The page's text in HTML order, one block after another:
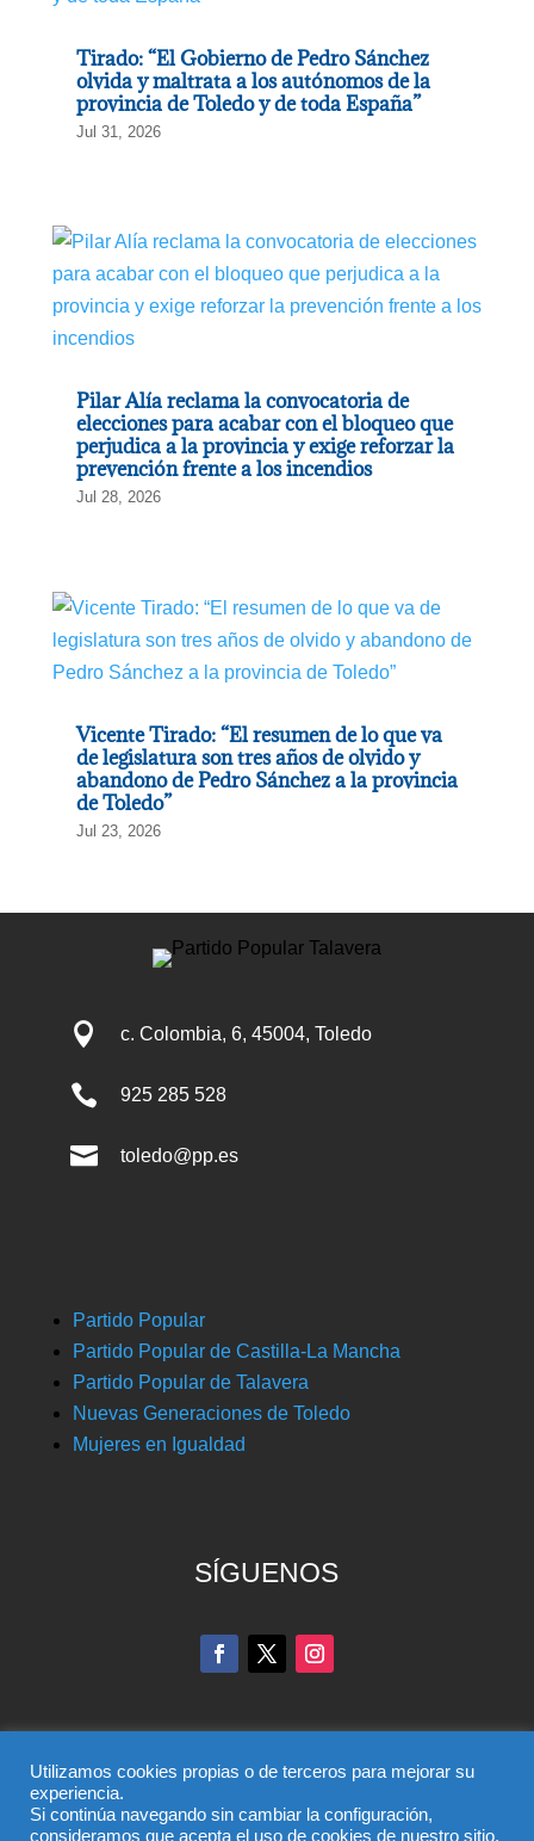
Tirado: “El Gobierno de Pedro Sánchez
olvida y maltrata a los autónomos de la
provincia de Toledo y de toda España”
Jul 31, 2026
Pilar Alía reclama la convocatoria de
elecciones para acabar con el bloqueo que
perjudica a la provincia y exige reforzar la
prevención frente a los incendios
Jul 28, 2026
Vicente Tirado: “El resumen de lo que va
de legislatura son tres años de olvido y
abandono de Pedro Sánchez a la provincia
de Toledo”
Jul 23, 2026
 c. Colombia, 6, 45004, Toledo
 925 285 528
 toledo@pp.es
Partido Popular
Partido Popular de Castilla-La Mancha
Partido Popular de Talavera
Nuevas Generaciones de Toledo
Mujeres en Igualdad
SÍGUENOS
© Partido Popular de Toledo – C/ Colombia, 6, 45004,
Utilizamos cookies propias o de terceros para mejorar su
experiencia.
Si continúa navegando sin cambiar la configuración,
consideramos que acepta el uso de cookies de nuestro sitio.